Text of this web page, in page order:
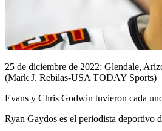
25 de diciembre de 2022; Glendale,
(Mark J. Rebilas-USA TODAY Sports)
Evans y Chris Godwin tuvieron cada
Ryan Gaydos es el periodista deportivo